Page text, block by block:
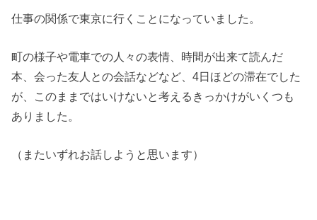
仕事の関係で東京に行くことになっていました。
町の様子や電車での人々の表情、時間が出来て読んだ
本、会った友人との会話などなど、4日ほどの滞在でした
が、このままではいけないと考えるきっかけがいくつも
ありました。
（またいずれお話しようと思います）